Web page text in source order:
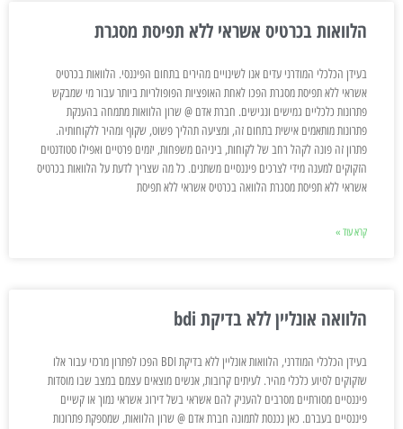
הלוואות בכרטיס אשראי ללא תפיסת מסגרת
בעידן הכלכלי המודרני עדים אנו לשינויים מהירים בתחום הפיננסי. הלוואות בכרטיס
אשראי ללא תפיסת מסגרת הפכו לאחת האופציות הפופולריות ביותר עבור מי שמבקש
פתרונות כלכליים גמישים ונגישים. חברת אדם @ שרון הלוואות מתמחה בהענקת
פתרונות מותאמים אישית בתחום זה, ומציעה תהליך פשוט, שקוף ומהיר ללקוחותיה.
פתרון זה פונה לקהל רחב של לקוחות, ביניהם משפחות, יזמים פרטיים ואפילו סטודנטים
הזקוקים למענה מידי לצרכים פיננסיים משתנים. כל מה שצריך לדעת על הלוואות בכרטיס
אשראי ללא תפיסת מסגרת הלוואה בכרטיס אשראי ללא תפיסת
קרא עוד »
הלוואה אונליין ללא בדיקת bdi
בעידן הכלכלי המודרני, הלוואות אונליין ללא בדיקת BDI הפכו לפתרון מרכזי עבור אלו
שזקוקים לסיוע כלכלי מהיר. לעיתים קרובות, אנשים מוצאים עצמם במצב שבו מוסדות
פיננסיים מסורתיים מסרבים להעניק להם אשראי בשל דירוג אשראי נמוך או קשיים
פיננסיים בעברם. כאן נכנסת לתמונה חברת אדם @ שרון הלוואות, שמספקת פתרונות